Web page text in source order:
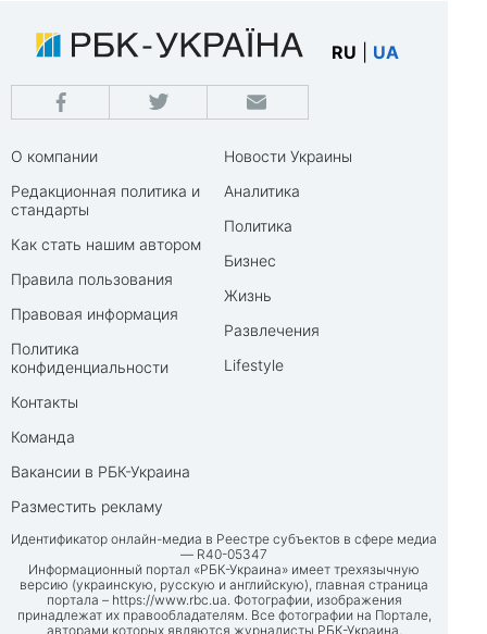
RU UA
О компании
Редакционная политика и
стандарты
Как стать нашим автором
Правила пользования
Правовая информация
Политика
конфиденциальности
Контакты
Команда
Вакансии в РБК-Украина
Разместить рекламу
Новости Украины
Аналитика
Политика
Бизнес
Жизнь
Развлечения
Lifestyle
Идентификатор онлайн-медиа в Реестре субъектов в сфере медиа
— R40-05347
Информационный портал «РБК-Украина» имеет трехязычную
версию (украинскую, русскую и английскую), главная страница
портала – https://www.rbc.ua. Фотографии, изображения
принадлежат их правообладателям. Все фотографии на Портале,
авторами которых являются журналисты РБК-Украина,